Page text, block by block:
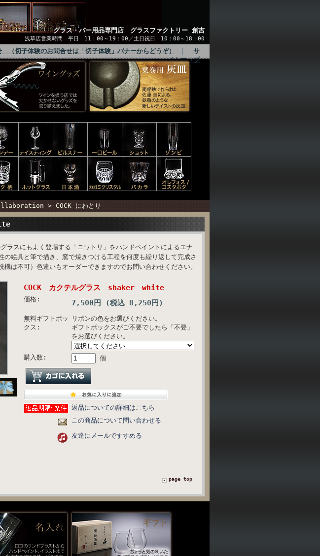
グラス・バー用品専門店 グラスファクトリー 創吉
浅草店営業時間 平日 11：00～19：00／土日祝日 10：00～18：00
（切子体験のお問合せは「切子体験」バナーからどうぞ）
サ
イトマップ
> COCK にわとり
スにもよく登場する「ニワトリ」をハンドペイントによるエナ
の絵具と筆で描き、窯で焼きつける工程を何度も繰り返して完成さ
は不可）色違いもオーダーできますのでお問い合わせください。
COCK カクテルグラス shaker white
価格: 7,500円 (税込 8,250円)
無料ギフトボッ
クス:
リボンの色をお選びください。
ギフトボックスがご不要でしたら「不要」
をお選びください。
購入数: 個
返品についての詳細はこちら
この商品について問い合わせる
友達にメールですすめる
page top